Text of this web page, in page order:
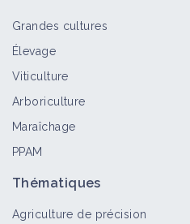
Grandes cultures
Élevage
Viticulture
Arboriculture
Maraîchage
PPAM
Thématiques
Agriculture de précision